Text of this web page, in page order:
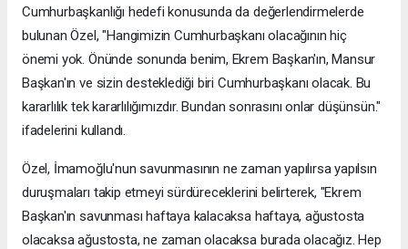
Cumhurbaşkanlığı hedefi konusunda da değerlendirmelerde
bulunan Özel, "Hangimizin Cumhurbaşkanı olacağının hiç
önemi yok. Önünde sonunda benim, Ekrem Başkan'ın, Mansur
Başkan'ın ve sizin desteklediği biri Cumhurbaşkanı olacak. Bu
kararlılık tek kararlılığımızdır. Bundan sonrasını onlar düşünsün."
ifadelerini kullandı.
Özel, İmamoğlu'nun savunmasının ne zaman yapılırsa yapılsın
duruşmaları takip etmeyi sürdüreceklerini belirterek, "Ekrem
Başkan'ın savunması haftaya kalacaksa haftaya, ağustosta
olacaksa ağustosta, ne zaman olacaksa burada olacağız. Hep